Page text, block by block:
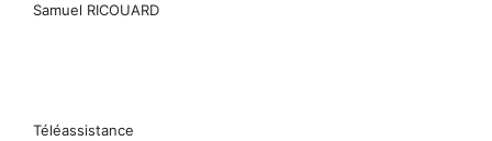
Samuel RICOUARD
Téléassistance